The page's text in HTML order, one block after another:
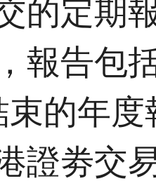
的定期
報告包
束的年
證劵交